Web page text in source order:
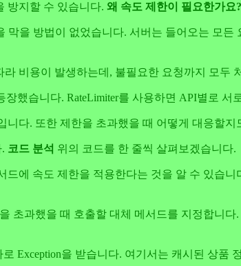
방지할 수 있습니다. 왜 속도 제한이 필요한가요?
을 방법이 없었습니다. 서버는 들어오는 모
비용이 발생하는데, 불필요한 요청까지 모두
장했습니다. RateLimiter를 사용하면 API별로 서
다. 또한 제한을 초과했을 때 어떻게 대응할
코드 분석 위의 코드를 한 줄씩 살펴보겠습니다.
드에 속도 제한을 적용한다는 것을 알 수 있습
초과했을 때 호출할 대체 메서드를 지정합니
Exception을 받습니다. 여기서는 캐시된 상품